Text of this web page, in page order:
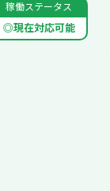
稼働ステータス
◎現在対応可能